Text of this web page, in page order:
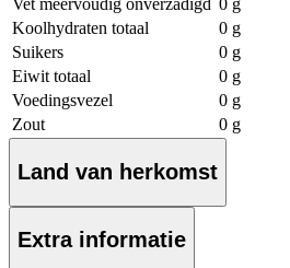
Vet meervoudig onverzadigd 0 g
Koolhydraten totaal
0 g
Suikers
0 g
Eiwit totaal
0 g
Voedingsvezel
0 g
Zout
0 g
Land van herkomst
Extra informatie